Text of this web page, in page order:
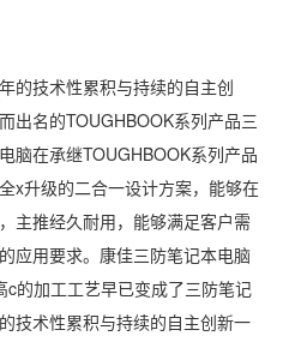
的技术性累积与持续的自主创
出名的TOUGHBOOK系列产品三
脑在承继TOUGHBOOK系列产品
x升级的二合一设计方案，能够在
主推经久耐用，能够满足客户需
应用要求。康佳三防笔记本电脑
的加工工艺早已变成了三防笔记
技术性累积与持续的自主创新一